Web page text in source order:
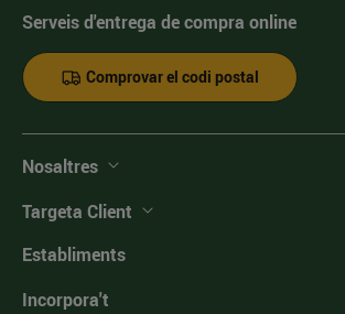
Serveis d'entrega de compra online
Comprovar el codi postal
Nosaltres
Targeta Client
Establiments
Incorpora't